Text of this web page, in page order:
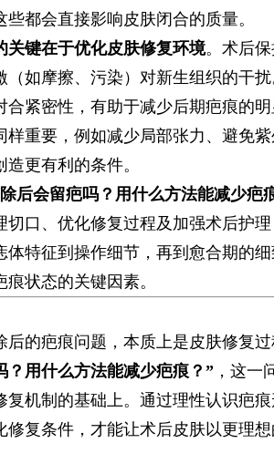
些都会直接影响皮肤闭合的质量。
关键在于优化皮肤修复环境​。术后
（如摩擦、污染）对新生组织的干
合紧密性，有助于减少后期疤痕的
样重要，例如减少局部张力、避免
更有利的条件。
后会留疤吗？用什么方法能减少疤
切口、优化修复过程及加强术后护
体特征到操作细节，再到愈合期的
痕状态的关键因素。
后的疤痕问题，本质上是皮肤修复过
？用什么方法能减少疤痕？”​ ，这一
复机制的基础上。通过理性认识疤
修复条件，才能让术后皮肤以更理想